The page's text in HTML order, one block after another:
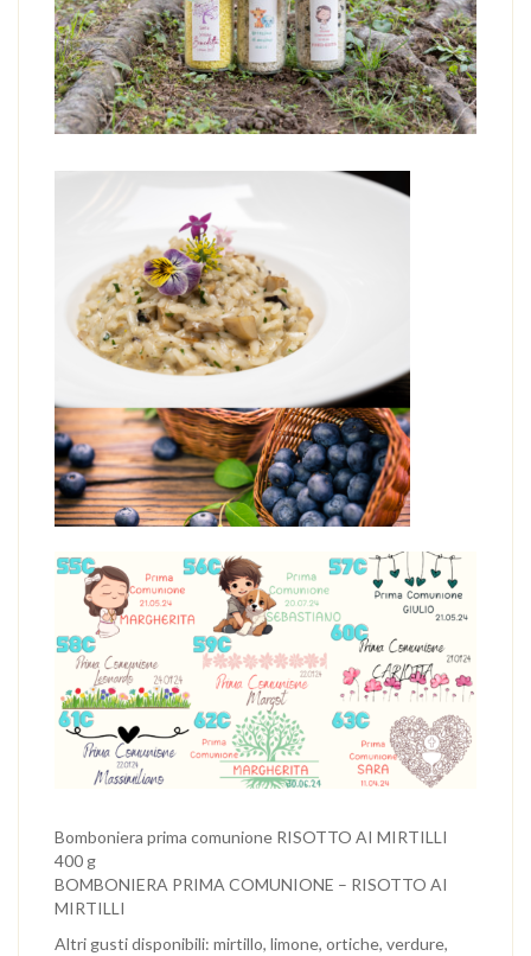
Bomboniera prima comunione RISOTTO AI MIRTILLI
400 g
BOMBONIERA PRIMA COMUNIONE – RISOTTO AI
MIRTILLI
Altri gusti disponibili: mirtillo, limone, ortiche, verdure,